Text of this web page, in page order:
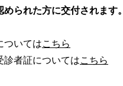
られた方に交付されます。
ついてはこちら
診者証についてはこちら